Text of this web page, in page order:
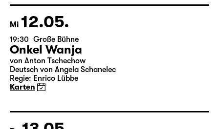
Wild & Salome Schneebeli
Karten
Mi 12.05.
19:30 Große Bühne
Onkel Wanja
Regie: Enrico Lübbe
Karten